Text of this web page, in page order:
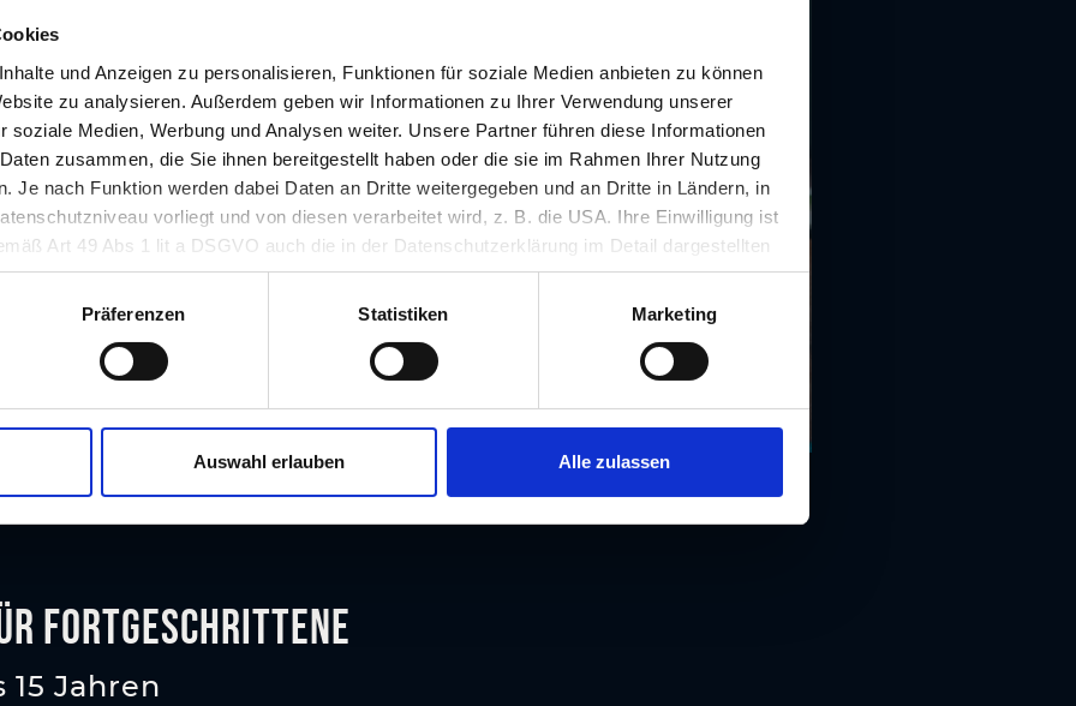
und Anzeigen zu personalisieren, Funktionen für soziale Medien anbieten zu können
zu analysieren. Außerdem geben wir Informationen zu Ihrer Verwendung unserer
soziale Medien, Werbung und Analysen weiter. Unsere Partner führen diese Informationen
zusammen, die Sie ihnen bereitgestellt haben oder die sie im Rahmen Ihrer Nutzung
Je nach Funktion werden dabei Daten an Dritte weitergegeben und an Dritte in Ländern, in
vorliegt und von diesen verarbeitet wird, z. B. die USA. Ihre Einwilligung ist
Art 49 Abs 1 lit a DSGVO auch die in der Datenschutzerklärung im Detail dargestellten
in unsicheren Drittstaaten, wie insbesondere den USA. Ihre Einwilligung ist für die Nutzung
und kann jederzeit auf unserer Seite abgelehnt oder widerrufen werden.
Präferenzen Statistiken Marketing
Auswahl erlauben Alle zulassen
Fortgeschrittene
15 Jahren